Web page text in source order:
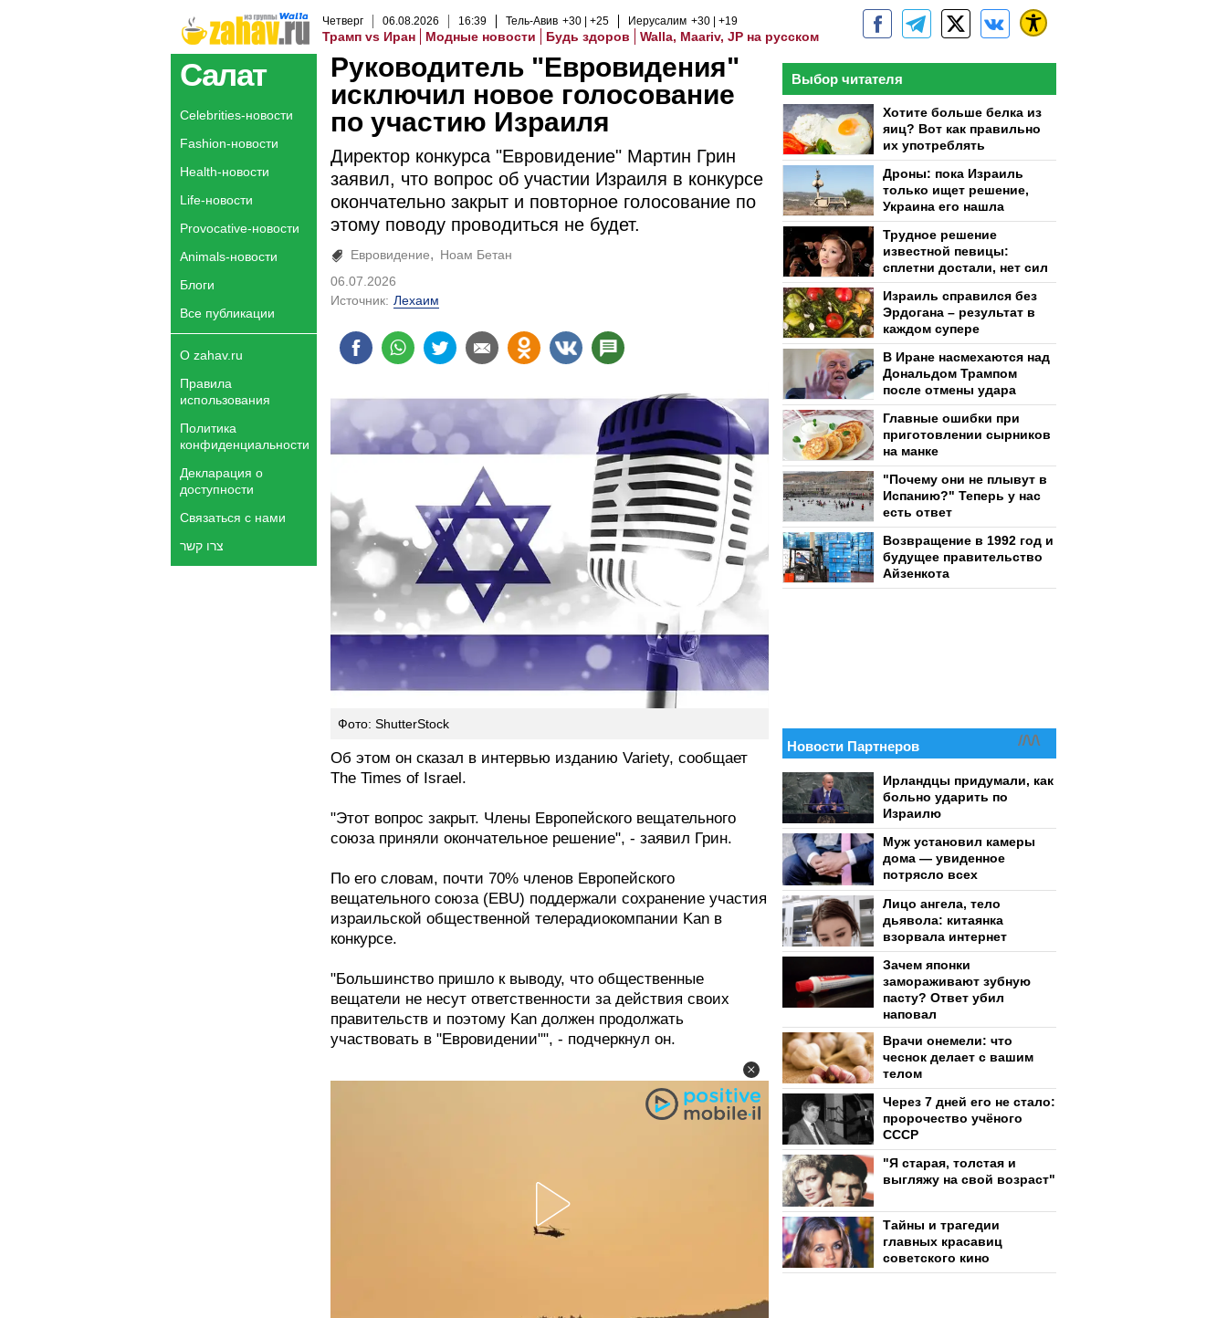
Четверг 06.08.2026 16:39 Тель-Авив +30 +25 Иерусалим +30 +19
Трамп vs Иран Модные новости Будь здоров Walla, Maariv, JP на русском
Салат
Celebrities-новости
Fashion-новости
Health-новости
Life-новости
Provocative-новости
Animals-новости
Блоги
Все публикации
О zahav.ru
Правила
использования
Политика
конфиденциальности
Декларация о
доступности
Связаться с нами
צרו קשר
Руководитель "Евровидения"
исключил новое голосование
по участию Израиля
Директор конкурса "Евровидение" Мартин Грин
заявил, что вопрос об участии Израиля в конкурсе
окончательно закрыт и повторное голосование по
этому поводу проводиться не будет.
Евровидение
Ноам Бетан
06.07.2026
Источник: Лехаим
Фото: ShutterStock
Об этом он сказал в интервью изданию Variety, сообщает
The Times of Israel.
"Этот вопрос закрыт. Члены Европейского вещательного
союза приняли окончательное решение", - заявил Грин.
По его словам, почти 70% членов Европейского
вещательного союза (EBU) поддержали сохранение участия
израильской общественной телерадиокомпании Kan в
конкурсе.
"Большинство пришло к выводу, что общественные
вещатели не несут ответственности за действия своих
правительств и поэтому Kan должен продолжать
участвовать в "Евровидении"", - подчеркнул он.
Выбор читателя
Хотите больше белка из
яиц? Вот как правильно
их употреблять
Дроны: пока Израиль
только ищет решение,
Украина его нашла
Трудное решение
известной певицы:
сплетни достали, нет сил
Израиль справился без
Эрдогана – результат в
каждом супере
В Иране насмехаются над
Дональдом Трампом
после отмены удара
Главные ошибки при
приготовлении сырников
на манке
"Почему они не плывут в
Испанию?" Теперь у нас
есть ответ
Возвращение в 1992 год и
будущее правительство
Айзенкота